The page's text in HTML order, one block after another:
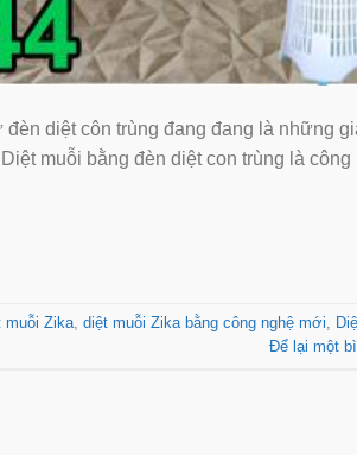
diệt côn trùng đang đang là những
muỗi bằng đèn diệt con trùng là công
muỗi Zika, diệt muỗi Zika bằng công nghệ mới,
Để lại một